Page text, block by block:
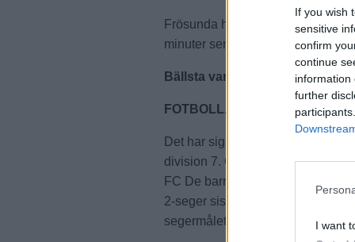
If you wish
sensitive
confirm
continue
information
further
I want
Frösunda hade målmässig
minuter senare gjorde Adam
Bällsta vann premiären
FOTBOLL.
Det har signalerats om att Bällsta
division 7. Och premiären talar
FC De barrio på Norrvikens
2-seger sista tio minuterna. Och
segermålet.